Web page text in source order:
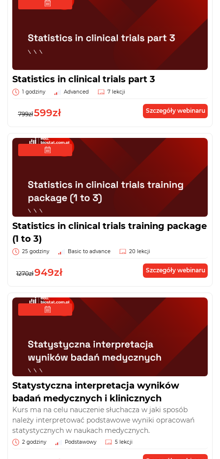
Statistics in clinical trials part 3
1 godziny Advanced 7 lekcji
799zł599zł Szczegóły webinaru
Statistics in clinical trials training package
(1 to 3)
25 godziny Basic to advance 20 lekcji
1270zł949zł Szczegóły webinaru
Statystyczna interpretacja wyników
badań medycznych i klinicznych
Kurs ma na celu nauczenie słuchacza w jaki sposób
należy interpretować podstawowe wyniki opracowań
statystycznych w naukach medycznych.
2 godziny Podstawowy 5 lekcji